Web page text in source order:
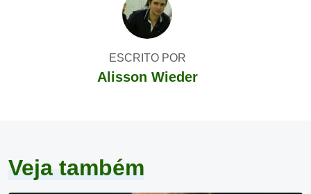
ESCRITO POR
Alisson Wieder
Veja também